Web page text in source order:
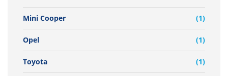
Mini Cooper (1)
Opel (1)
Toyota (1)